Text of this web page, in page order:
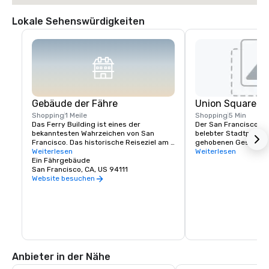
Lokale Sehenswürdigkeiten
Gebäude der Fähre
Shopping1 Meile
Das Ferry Building ist eines der
bekanntesten Wahrzeichen von San
Francisco. Das historische Reiseziel am
Wasser dient sowohl als Tor zur Stadt als
auch als Treffpunkt für die Gemeinde der
Bay Area. Im Mittelpunkt steht der Ferry
Building Marketplace, eine lebendige
kleiner regionaler Produzenten, stellt
nachhaltige Praktiken legen, und fördert
Weiterlesen
Ein Fährgebäude
San Francisco, CA, US 94111
Website besuchen
Union Square
Shopping 5 Min
Der San Francisco
belebter Stadtplatz,
gehobenen
Theatern. Es ist ein
Weiterlesen
Anbieter in der Nähe